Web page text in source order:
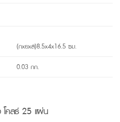
(กxยxส)8.5x4x16.5 ซม.
0.03 กก.
คลธ์ 25 แผ่น